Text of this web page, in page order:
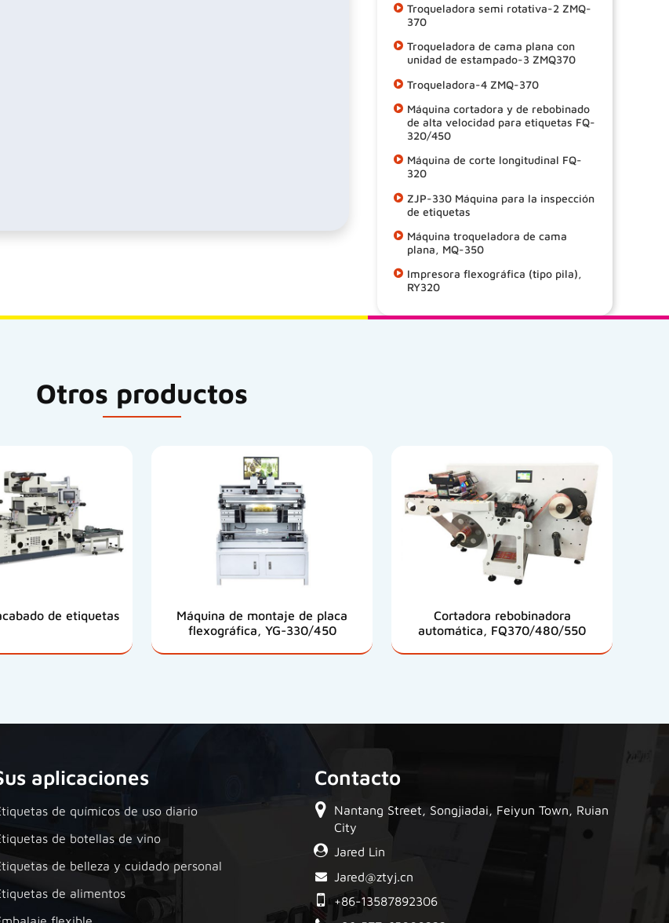
Troqueladora semi rotativa-2 ZMQ-
370
Troqueladora de cama plana con
unidad de estampado-3 ZMQ370
Troqueladora-4 ZMQ-370
Máquina cortadora y de rebobinado
de alta velocidad para etiquetas FQ-
320/450
Máquina de corte longitudinal FQ-
320
ZJP-330 Máquina para la inspección
de etiquetas
Máquina troqueladora de cama
plana, MQ-350
Impresora flexográfica (tipo pila),
RY320
Otros productos
de etiquetas
Máquina de montaje de placa
flexográfica, YG-330/450
Cortadora rebobinadora
automática, FQ370/480/550
aplicaciones
de químicos de uso diario
de botellas de vino
de belleza y cuidado personal
de alimentos
Contacto
Nantang Street, Songjiadai, Feiyun Town, Ruian
City
Jared Lin
Jared@ztyj.cn
+86-13587892306